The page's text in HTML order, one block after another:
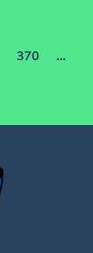
370
…